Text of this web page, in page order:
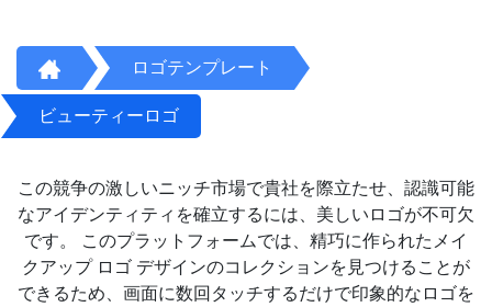
ロゴテンプレート
ビューティーロゴ
この競争の激しいニッチ市場で貴社を際立たせ、認識可能
なアイデンティティを確立するには、美しいロゴが不可欠
です。 このプラットフォームでは、精巧に作られたメイ
クアップ ロゴ デザインのコレクションを見つけることが
できるため、画面に数回タッチするだけで印象的なロゴを